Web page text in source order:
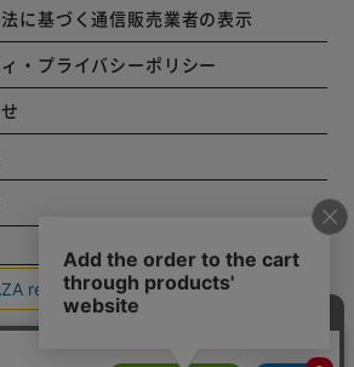
に基づく通信販売業者の表示
・プライバシーポリシー
コーポレートサイト